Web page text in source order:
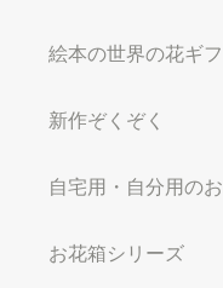
絵本の世界の花ギフ
新作ぞくぞく
自宅用・自分用の
お花箱シリーズ